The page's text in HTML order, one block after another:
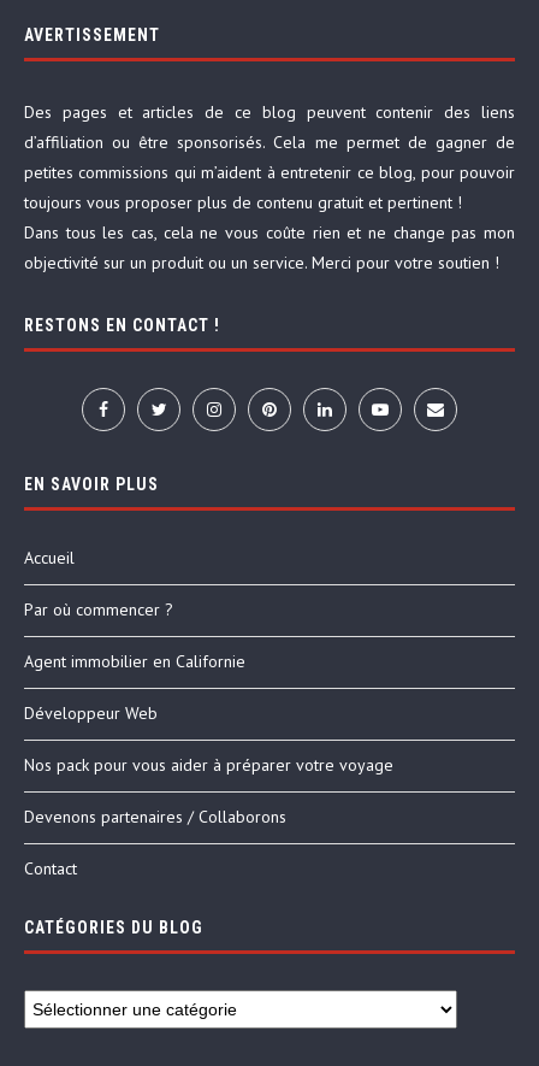
AVERTISSEMENT
Des pages et articles de ce blog peuvent contenir des liens
d’affiliation ou être sponsorisés. Cela me permet de gagner de
petites commissions qui m’aident à entretenir ce blog, pour pouvoir
toujours vous proposer plus de contenu gratuit et pertinent !
Dans tous les cas, cela ne vous coûte rien et ne change pas mon
objectivité sur un produit ou un service. Merci pour votre soutien !
RESTONS EN CONTACT !
EN SAVOIR PLUS
Accueil
Par où commencer ?
Agent immobilier en Californie
Développeur Web
Nos pack pour vous aider à préparer votre voyage
Devenons partenaires / Collaborons
Contact
CATÉGORIES DU BLOG